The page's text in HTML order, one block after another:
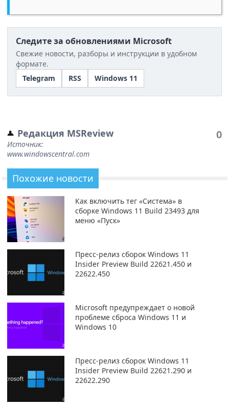
Следите за обновлениями Microsoft
Свежие новости, разборы и инструкции в удобном
формате.
Telegram
RSS Windows 11
Редакция MSReview
Источник:
www.windowscentral.com
0
Похожие новости
Как включить тег «Система» в
сборке Windows 11 Build 23493 для
меню «Пуск»
Пресс-релиз сборок Windows 11
Insider Preview Build 22621.450 и
22622.450
Microsoft предупреждает о новой
проблеме сброса Windows 11 и
Windows 10
Пресс-релиз сборок Windows 11
Insider Preview Build 22621.290 и
22622.290